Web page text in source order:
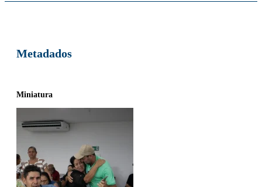
Metadados
Miniatura